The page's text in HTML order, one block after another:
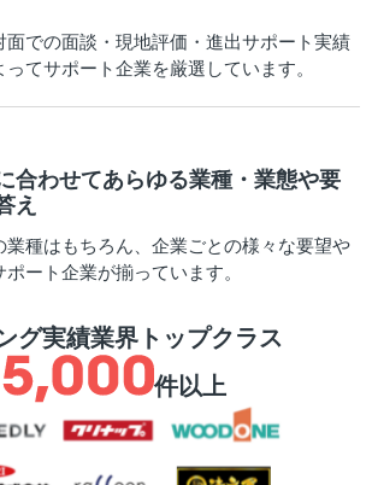
面での面談・現地評価・進出サポート実績
てサポート企業を厳選しています。
合わせてあらゆる業種・業態や要
え
業種はもちろん、企業ごとの様々な要望や
ート企業が揃っています。
グ実績業界トップクラス
件以上